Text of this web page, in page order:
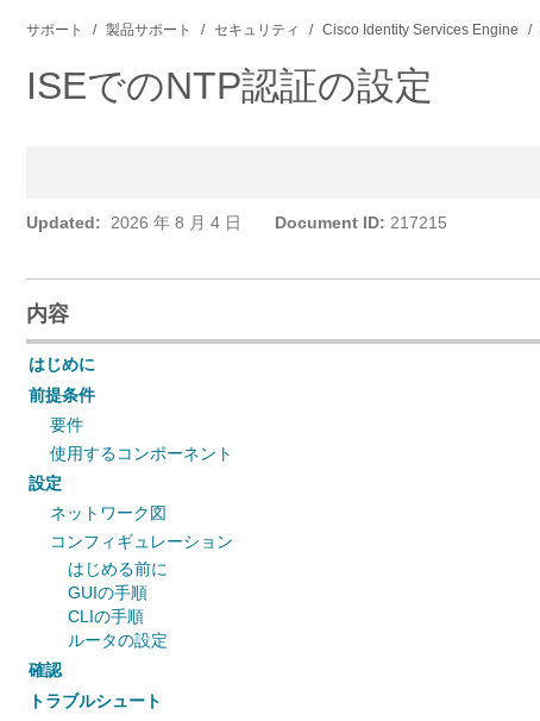
サポート 製品サポート セキュリティ Cisco Identity Services Engine
ISEでのNTP認証の設定
Updated: 2026 年 8 月 4 日 Document ID: 217215
内容
はじめに
前提条件
要件
使用するコンポーネント
設定
ネットワーク図
コンフィギュレーション
はじめる前に
GUIの手順
CLIの手順
ルータの設定
確認
トラブルシュート